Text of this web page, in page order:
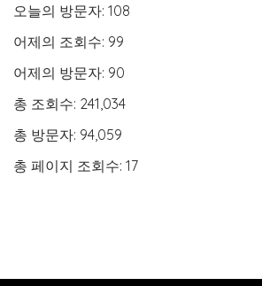
오늘의 방문자: 108
어제의 조회수: 99
어제의 방문자: 90
총 조회수: 241,034
총 방문자: 94,059
총 페이지 조회수: 17